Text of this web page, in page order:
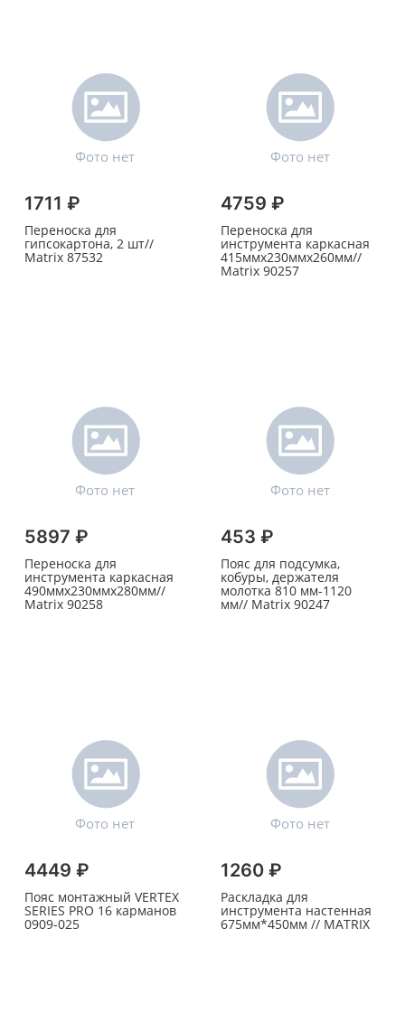
1711 ₽
Переноска для
гипсокартона, 2 шт//
Matrix 87532
4759 ₽
Переноска для
инструмента каркасная
415ммх230ммх260мм//
Matrix 90257
5897 ₽
Переноска для
инструмента каркасная
490ммх230ммх280мм//
Matrix 90258
453 ₽
Пояс для подсумка,
кобуры, держателя
молотка 810 мм-1120
мм// Matrix 90247
4449 ₽
Пояс монтажный VERTEX
SERIES PRO 16 карманов
0909-025
1260 ₽
Раскладка для
инструмента настенная
675мм*450мм // MATRIX